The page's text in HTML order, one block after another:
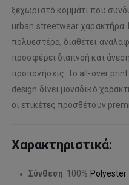
ξεχωριστό κομμάτι που
urban streetwear χαρακτήρα.
πολυεστέρα, διαθέτει
προσφέρει διαπνοή και
προπονήσεις. Το all-over
design δίνει μοναδικό
οι ετικέτες προσθέτουν
Χαρακτηριστικά:
Σύνθεση: 100% Polyester